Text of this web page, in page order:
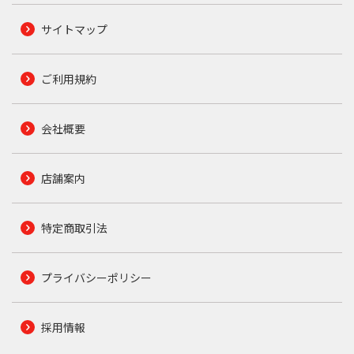
サイトマップ
ご利用規約
会社概要
店舗案内
特定商取引法
プライバシーポリシー
採用情報